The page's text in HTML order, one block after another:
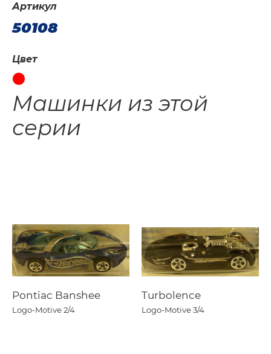
Артикул
50108
Цвет
Машинки из этой
серии
Pontiac Banshee
Logo-Motive2/4
Turbolence
Logo-Motive3/4